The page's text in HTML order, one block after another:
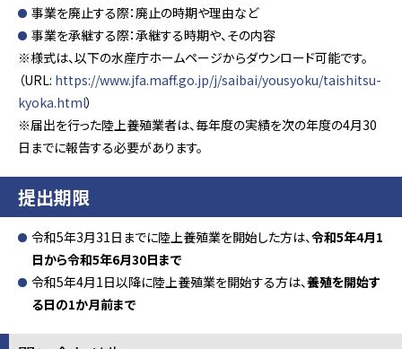
事業を廃止する際：廃止の時期や理由など
事業を承継する際：承継する時期や、その内容
※様式は、以下の水産庁ホームページからダウンロード可能です。
（URL: https://www.jfa.maff.go.jp/j/saibai/yousyoku/taishitsu-
kyoka.html）
※届出を行った陸上養殖業者は、毎年度の実績を次の年度の4月30
日までに報告する必要があります。
提出期限
令和5年3月31日までに陸上養殖業を開始した方は、令和5年4月1
日から令和5年6月30日まで
令和5年4月1日以降に陸上養殖業を開始する方は、養殖を開始す
る日の1か月前まで